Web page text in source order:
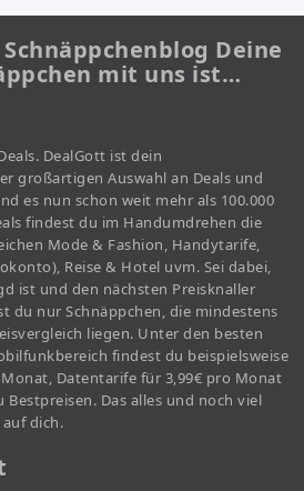
Deine
mit uns ist…
DealGott ist dein
großartigen Auswahl an Deals und
es nun schon weit mehr als 100.000
findest du im Handumdrehen die
Mode & Fashion, Handytarife,
Reise & Hotel uvm. Sei dabei,
ist und den nächsten Preisknaller
du nur Schnäppchen, die mindestens
liegen. Unter den besten
findest du beispielsweise
Datentarife für 3,99€ pro Monat
Bestpreisen. Das alles und noch viel
dich.